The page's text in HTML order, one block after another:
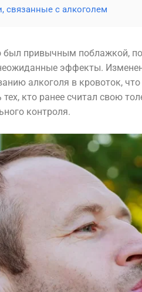
связанные с алкоголем
был привычным поблажкой,
эффекты.
алкоголя в кровоток,
кто ранее считал свою
контроля.